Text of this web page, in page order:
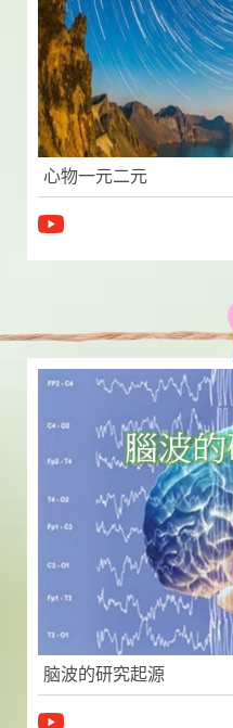
心物一元二元
脑波的研究起源